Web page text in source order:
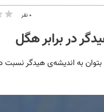
۰ نفر
در برابر هگل